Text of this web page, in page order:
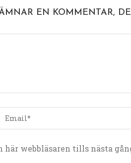
EN KOMMENTAR,
webbläsaren tills nästa